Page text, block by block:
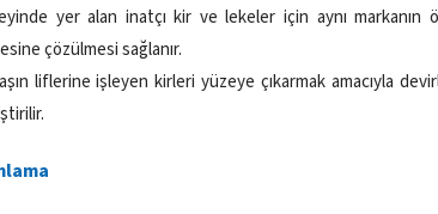
yer alan inatçı kir ve lekeler için aynı markanın
çözülmesi sağlanır.
liflerine işleyen kirleri yüzeye çıkarmak amacıyla